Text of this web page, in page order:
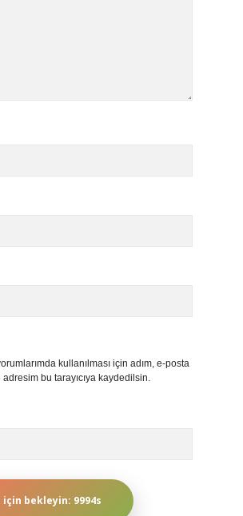
kullanılması için adım, e-posta
bu tarayıcıya kaydedilsin.